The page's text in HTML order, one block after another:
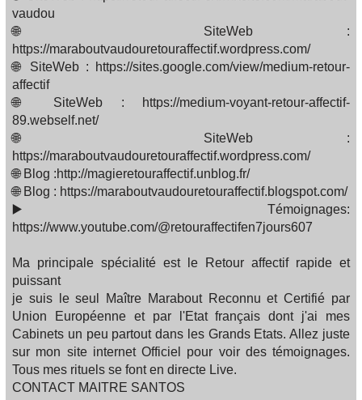
vaudou
🌐 SiteWeb :
https://maraboutvaudouretouraffectif.wordpress.com/
🌐 SiteWeb : https://sites.google.com/view/medium-retour-
affectif
🌐 SiteWeb : https://medium-voyant-retour-affectif-
89.webself.net/
🌐 SiteWeb :
https://maraboutvaudouretouraffectif.wordpress.com/
🌐 Blog :http://magieretouraffectif.unblog.fr/
🌐 Blog : https://maraboutvaudouretouraffectif.blogspot.com/
▶️ Témoignages:
https://www.youtube.com/@retouraffectifen7jours607
Ma principale spécialité est le Retour affectif rapide et
puissant
je suis le seul Maître Marabout Reconnu et Certifié par
Union Européenne et par l'Etat français dont j'ai mes
Cabinets un peu partout dans les Grands Etats. Allez juste
sur mon site internet Officiel pour voir des témoignages.
Tous mes rituels se font en directe Live.
CONTACT MAITRE SANTOS